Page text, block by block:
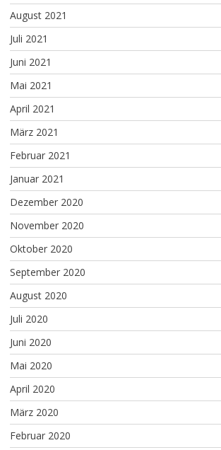
August 2021
Juli 2021
Juni 2021
Mai 2021
April 2021
März 2021
Februar 2021
Januar 2021
Dezember 2020
November 2020
Oktober 2020
September 2020
August 2020
Juli 2020
Juni 2020
Mai 2020
April 2020
März 2020
Februar 2020